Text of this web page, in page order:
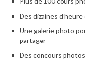
Des dizaines d’heure
Une galerie photo
partager
Des concours